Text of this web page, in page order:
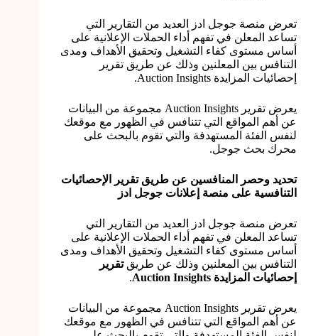
تعرض منصة جوجل ادز العديد من التقارير التي
تساعد المعلن في تفهم أداء الحملات الإعلانية على
أساس مستوى كفاء التشغيل وتحقيق الأهداف ومدى
التنافس بين المعلنين وذلك عن طريق تقرير
إحصائيات المزايدة Auction Insights.
يعرض تقرير Auction Insights مجموعة من البيانات
عن أهم المواقع التي تتنافس في الظهور مع موقعك
لنفس الفئة المستهدفة والتي تقوم بالبحث على
محرك بحث جوجل.
تحديد وحصر المنافسين عن طريق تقرير الإحصائيات
التنافسية على منصة إعلانات جوجل ادز
تعرض منصة جوجل ادز العديد من التقارير التي
تساعد المعلن في تفهم أداء الحملات الإعلانية على
أساس مستوى كفاء التشغيل وتحقيق الأهداف ومدى
التنافس بين المعلنين وذلك عن طريق تقرير
إحصائيات المزايدة Auction Insights
.
يعرض تقرير Auction Insights مجموعة من البيانات
عن أهم المواقع التي تتنافس في الظهور مع موقعك